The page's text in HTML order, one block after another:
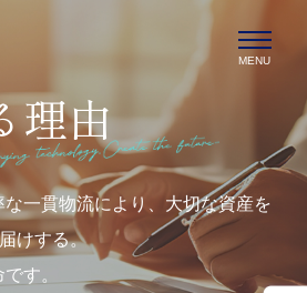
MENU
理由
一貫物流により、大切な資産を
けする。
す。